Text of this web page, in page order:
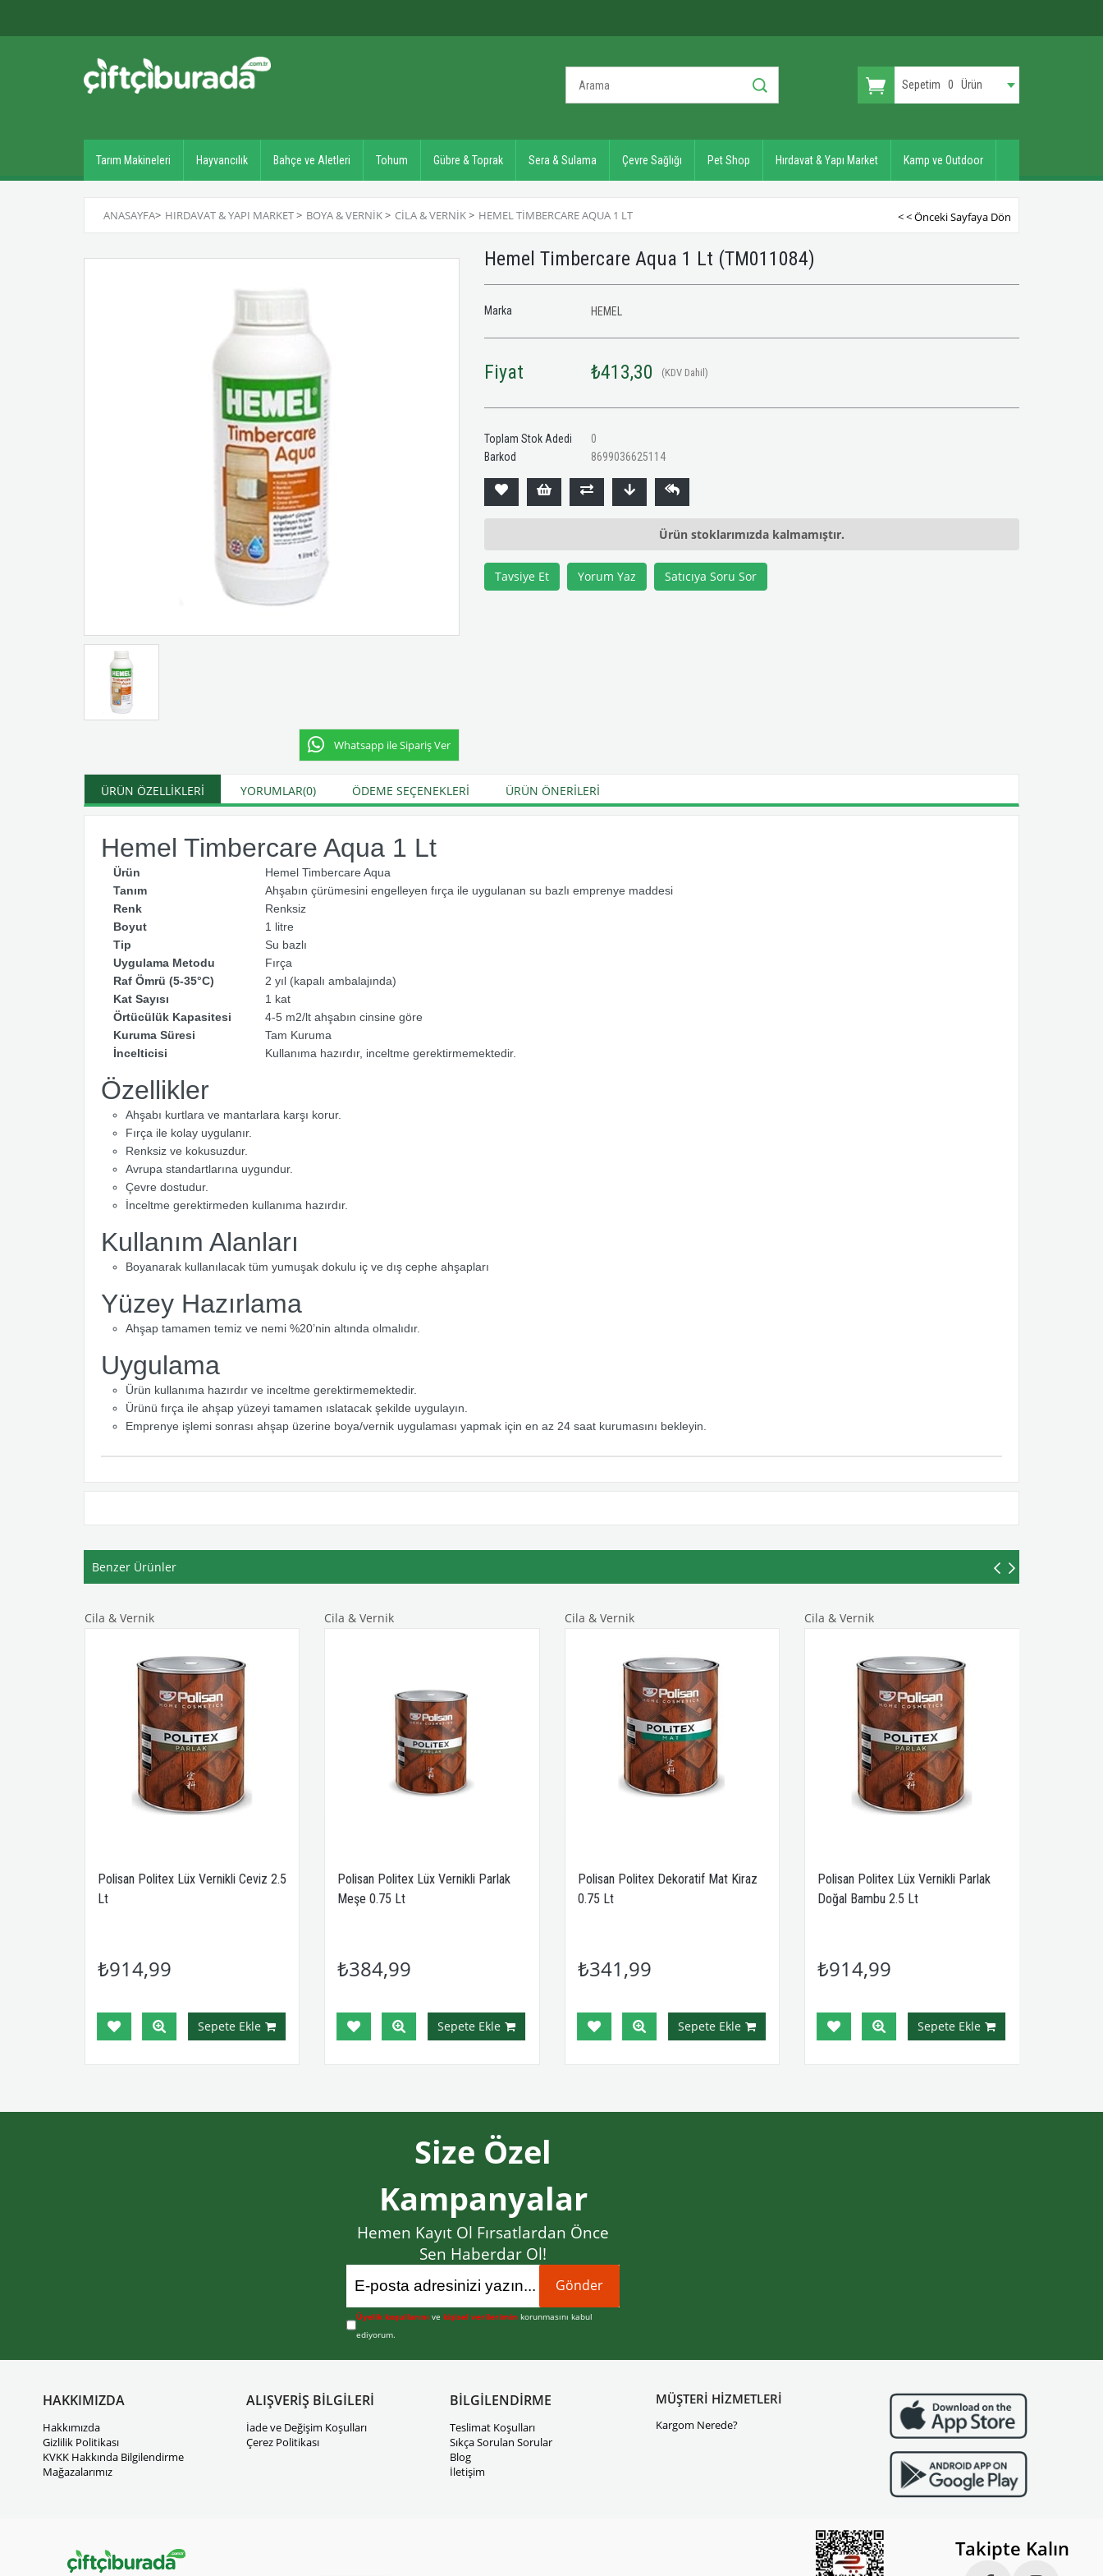
Sepetim 0 Ürün
Tarım Makineleri Hayvancılık Bahçe ve Aletleri Tohum Gübre & Toprak Sera & Sulama Çevre Sağlığı Pet Shop Hırdavat & Yapı Market Kamp ve Outdoor
ANASAYFA> HIRDAVAT & YAPI MARKET> BOYA & VERNIK> CILA & VERNIK> HEMEL TIMBERCARE AQUA 1 LT < < Önceki Sayfaya Dön
Whatsapp ile Sipariş Ver
Hemel Timbercare Aqua 1 Lt (TM011084)
Marka HEMEL
Fiyat ₺413,30 (KDV Dahil)
Toplam Stok Adedi
0
Barkod
8699036625114
Ürün stoklarımızda kalmamıştır.
Tavsiye Et Yorum Yaz Satıcıya Soru Sor
ÜRÜN ÖZELLIKLERI YORUMLAR(0) ÖDEME SEÇENEKLERI ÜRÜN ÖNERILERI
Hemel Timbercare Aqua 1 Lt
Ürün
Hemel Timbercare Aqua
Tanım
Ahşabın çürümesini engelleyen fırça ile uygulanan su bazlı emprenye maddesi
Renk
Renksiz
Boyut
1 litre
Tip
Su bazlı
Uygulama Metodu
Fırça
Raf Ömrü (5-35°C)
2 yıl (kapalı ambalajında)
Kat Sayısı
1 kat
Örtücülük Kapasitesi
4-5 m2/lt ahşabın cinsine göre
Kuruma Süresi
Tam Kuruma
İncelticisi
Kullanıma hazırdır, inceltme gerektirmemektedir.
Özellikler
Ahşabı kurtlara ve mantarlara karşı korur.
Fırça ile kolay uygulanır.
Renksiz ve kokusuzdur.
Avrupa standartlarına uygundur.
Çevre dostudur.
İnceltme gerektirmeden kullanıma hazırdır.
Kullanım Alanları
Boyanarak kullanılacak tüm yumuşak dokulu iç ve dış cephe ahşapları
Yüzey Hazırlama
Ahşap tamamen temiz ve nemi %20’nin altında olmalıdır.
Uygulama
Ürün kullanıma hazırdır ve inceltme gerektirmemektedir.
Ürünü fırça ile ahşap yüzeyi tamamen ıslatacak şekilde uygulayın.
Emprenye işlemi sonrası ahşap üzerine boya/vernik uygulaması yapmak için en az 24 saat kurumasını bekleyin.
Benzer Ürünler
Cila & Vernik
Polisan Politex Lüx Vernikli Ceviz 2.5
Lt
₺914,99
Sepete Ekle
Cila & Vernik
Polisan Politex Lüx Vernikli Parlak
Meşe 0.75 Lt
₺384,99
Sepete Ekle
Cila & Vernik
Polisan Politex Dekoratif Mat Kiraz
0.75 Lt
₺341,99
Sepete Ekle
Cila & Vernik
Polisan Politex Lüx Vernikli Parlak
Doğal Bambu 2.5 Lt
₺914,99
Sepete Ekle
Size Özel
Kampanyalar
Hemen Kayıt Ol Fırsatlardan Önce
Sen Haberdar Ol!
Gönder
Üyelik koşullarını vekişisel verilerimin korunmasını kabul
ediyorum.
HAKKIMIZDA
Hakkımızda
Gizlilik Politikası
KVKK Hakkında Bilgilendirme
Mağazalarımız
ALIŞVERİŞ BİLGİLERİ
İade ve Değişim Koşulları
Çerez Politikası
BİLGİLENDİRME
Teslimat Koşulları
Sıkça Sorulan Sorular
Blog
İletişim
MÜŞTERİ HİZMETLERİ
Kargom Nerede?
Takipte Kalın